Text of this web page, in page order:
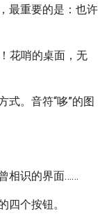
最重要的是：也许
花哨的桌面，无
式。音符“哆”的图
相识的界面……
四个按钮。